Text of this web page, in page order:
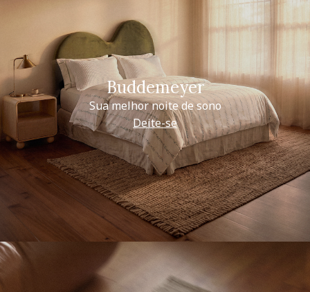
Buddemeyer
Sua melhor noite de sono
Deite-se